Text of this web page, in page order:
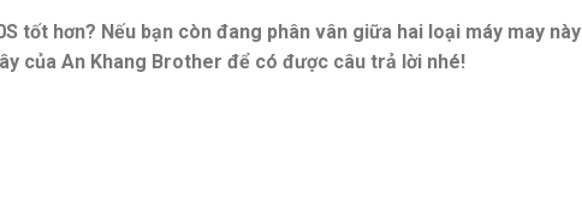
tốt hơn? Nếu bạn còn đang phân vân giữa hai loại máy may này
của An Khang Brother để có được câu trả lời nhé!